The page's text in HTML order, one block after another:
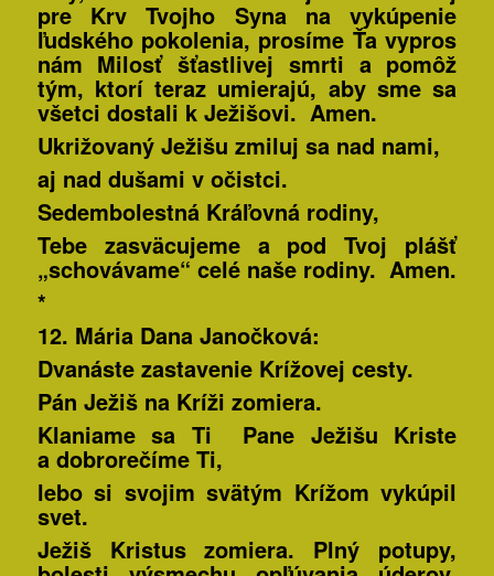
pre Krv Tvojho Syna na vykúpenie
ľudského pokolenia, prosíme Ťa vypros
nám Milosť šťastlivej smrti a pomôž
tým, ktorí teraz umierajú, aby sme sa
všetci dostali k Ježišovi. Amen.
Ukrižovaný Ježišu zmiluj sa nad nami,
aj nad dušami v očistci.
Sedembolestná Kráľovná rodiny,
Tebe zasväcujeme a pod Tvoj plášť
„schovávame“ celé naše rodiny. Amen.
*
12. Mária DanaJanočková:
Dvanáste zastavenie Krížovej cesty.
Pán Ježiš na Kríži zomiera.
Klaniame sa Ti Pane Ježišu Kriste
a dobrorečíme Ti,
lebo si svojim svätým Krížom vykúpil
svet.
Ježiš Kristus zomiera. Plný potupy,